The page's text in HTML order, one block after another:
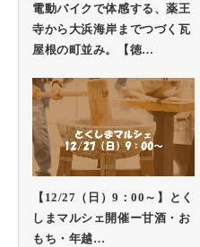
電動バイクで体感する、薬王
寺から大浜海岸までつづく瓦
屋根の町並み。【徳…
【12/27（日）9：00～】とく
しまマルシェ開催ー甘酒・お
もち・年越…